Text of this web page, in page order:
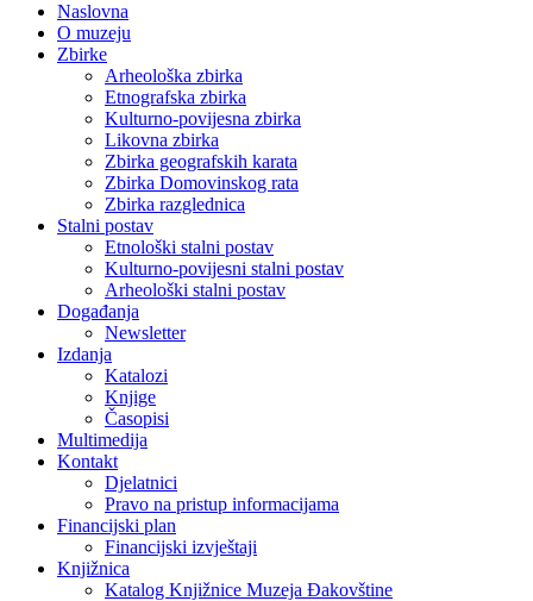
Naslovna
O muzeju
Zbirke
Arheološka zbirka
Etnografska zbirka
Kulturno-povijesna zbirka
Likovna zbirka
Zbirka geografskih karata
Zbirka Domovinskog rata
Zbirka razglednica
Stalni postav
Etnološki stalni postav
Kulturno-povijesni stalni postav
Arheološki stalni postav
Događanja
Newsletter
Izdanja
Katalozi
Knjige
Časopisi
Multimedija
Kontakt
Djelatnici
Pravo na pristup informacijama
Financijski plan
Financijski izvještaji
Knjižnica
Katalog Knjižnice Muzeja Đakovštine